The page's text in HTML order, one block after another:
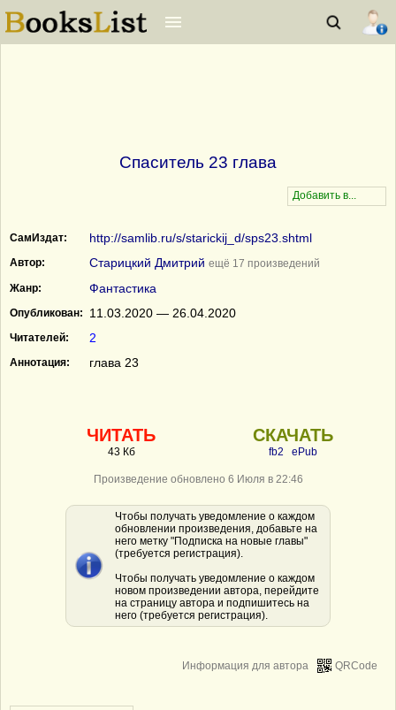
Спаситель 23 глава
СамИздат: http://samlib.ru/s/starickij_d/sps23.shtml
Автор: Старицкий Дмитрий ещё 17 произведений
Жанр:
Фантастика
Опубликован: 11.03.2020 — 26.04.2020
Читателей: 2
Аннотация: глава 23
ЧИТАТЬ
43 Кб
СКАЧАТЬ
fb2 ePub
Произведение обновлено 6 Июля в 22:46
Чтобы получать уведомление о каждом
обновлении произведения, добавьте на
него метку "Подписка на новые главы"
(требуется регистрация).
Чтобы получать уведомление о каждом
новом произведении автора, перейдите
на страницу автора и подпишитесь на
него (требуется регистрация).
QRCode
Информация для автора